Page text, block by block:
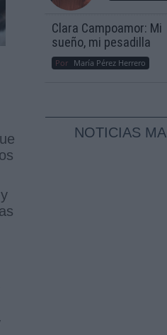
Clara Campoamor: Mi
sueño, mi pesadilla
Por María Pérez Herrero
NOTICIAS